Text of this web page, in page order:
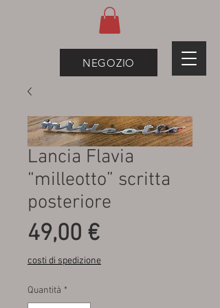
NEGOZIO
Lancia Flavia
“milleotto” scritta
posteriore
49,00 €Prezzo
costi di spedizione
Quantità *